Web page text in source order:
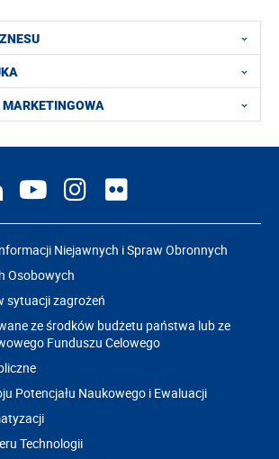
Niejawnych i Spraw Obronnych
Osobowych
sytuacji zagrożeń
ze środków budżetu państwa lub ze
Funduszu Celowego
Potencjału Naukowego i Ewaluacji
Technologii